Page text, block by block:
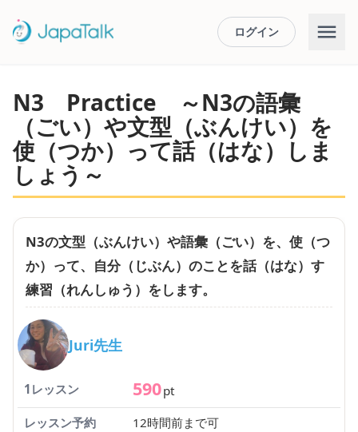
ログイン
N3 Practice ～N3の語彙
（ごい）や文型（ぶんけい）を
使（つか）って話（はな）しま
しょう～
N3の文型（ぶんけい）や語彙（ごい）を、使（つ
か）って、自分（じぶん）のことを話（はな）す
練習（れんしゅう）をします。
Juri先生
1レッスン 590pt
レッスン予約
12時間前まで可